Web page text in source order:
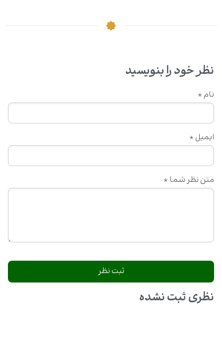
نظر خود را بنویسید
متن نظر شما *
نام *
ایمیل *
نظری ثبت نشده